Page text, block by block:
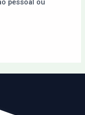
pessoal ou